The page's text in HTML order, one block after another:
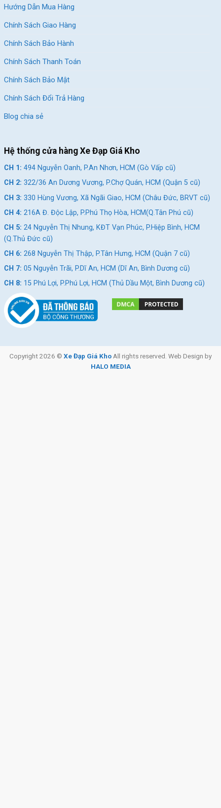
Hướng Dẫn Mua Hàng
Chính Sách Giao Hàng
Chính Sách Bảo Hành
Chính Sách Thanh Toán
Chính Sách Bảo Mật
Chính Sách Đổi Trả Hàng
Blog chia sẻ
Hệ thống cửa hàng Xe Đạp Giá Kho
CH 1: 494 Nguyễn Oanh, P.An Nhơn, HCM (Gò Vấp cũ)
CH 2: 322/36 An Dương Vương, P.Chợ Quán, HCM (Quận 5 cũ)
CH 3: 330 Hùng Vương, Xã Ngãi Giao, HCM (Châu Đức, BRVT cũ)
CH 4: 216A Đ. Độc Lập, P.Phú Thọ Hòa, HCM(Q.Tân Phú cũ)
CH 5: 24 Nguyễn Thị Nhung, KĐT Vạn Phúc, P.Hiệp Bình, HCM
(Q.Thủ Đức cũ)
CH 6: 268 Nguyễn Thị Thập, P.Tân Hưng, HCM (Quận 7 cũ)
CH 7: 05 Nguyễn Trãi, P.Dĩ An, HCM (Dĩ An, Bình Dương cũ)
CH 8: 15 Phú Lợi, P.Phú Lợi, HCM (Thủ Dầu Một, Bình Dương cũ)
Copyright 2026 © Xe Đạp Giá Kho All rights reserved. Web Design by
HALO MEDIA